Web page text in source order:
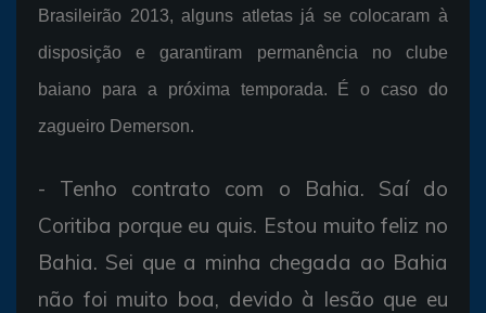
Brasileirão 2013, alguns atletas já se colocaram à
disposição e garantiram permanência no clube
baiano para a próxima temporada. É o caso do
zagueiro Demerson.
- Tenho contrato com o Bahia. Saí do
Coritiba porque eu quis. Estou muito feliz no
Bahia. Sei que a minha chegada ao Bahia
não foi muito boa, devido à lesão que eu